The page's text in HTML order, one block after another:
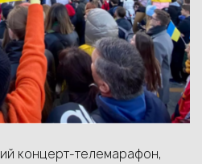
ий концерт-телемарафон,